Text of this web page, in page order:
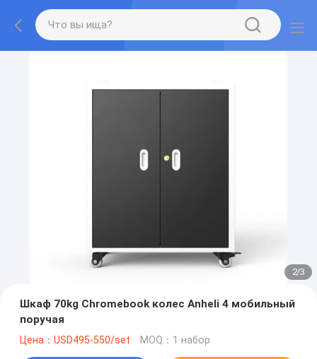
2/3
Шкаф 70kg Chromebook колес Anheli 4 мобильный
поручая
Цена：USD495-550/set MOQ：1 набор